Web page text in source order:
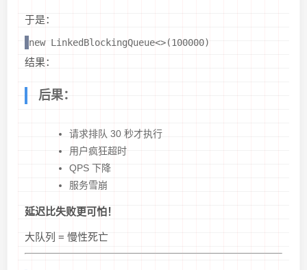
于是：
new LinkedBlockingQueue<>(100000)
结果：
后果：
请求排队 30 秒才执行
用户疯狂超时
QPS 下降
服务雪崩
延迟比失败更可怕！
大队列 = 慢性死亡